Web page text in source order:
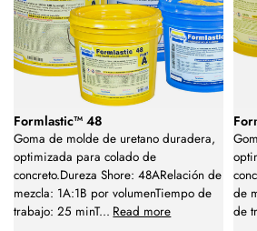
Formlastic™ 48
Goma de molde de uretano duradera,
optimizada para colado de
concreto.Dureza Shore: 48ARelación de
mezcla: 1A:1B por volumenTiempo de
trabajo: 25 minT... Read more
de
de